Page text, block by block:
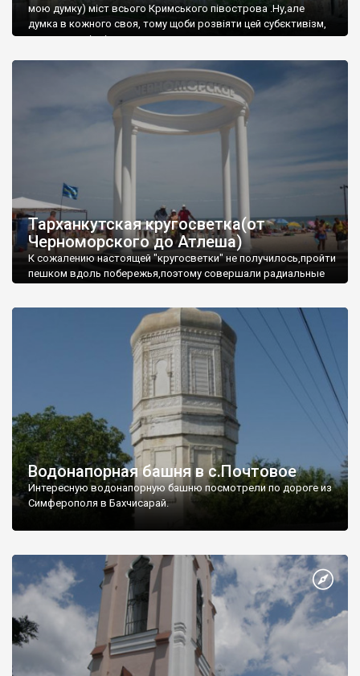
мою думку) міст всього Кримського півострова .Ну,але
думка в кожного своя, тому щоби розвіяти цей субєктивізм,
запрошую відвідати це
Тарханкутская кругосветка(от
Черноморского до Атлеша)
К сожалению настоящей "кругосветки" не получилось,пройти
пешком вдоль побережья,поэтому совершали радиальные
Водонапорная башня в с.Почтовое
Интересную водонапорную башню посмотрели по дороге из
Симферополя в Бахчисарай.